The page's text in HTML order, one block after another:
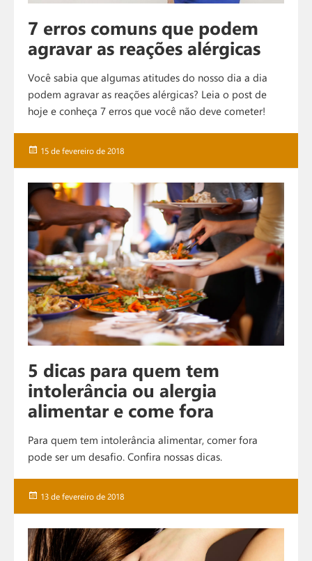
7 erros comuns que podem
agravar as reações alérgicas
Você sabia que algumas atitudes do nosso dia a dia
podem agravar as reações alérgicas? Leia o post de
hoje e conheça 7 erros que você não deve cometer!
Publicado
15 de fevereiro de 2018
5 dicas para quem tem
intolerância ou alergia
alimentar e come fora
Para quem tem intolerância alimentar, comer fora
pode ser um desafio. Confira nossas dicas.
Publicado
13 de fevereiro de 2018